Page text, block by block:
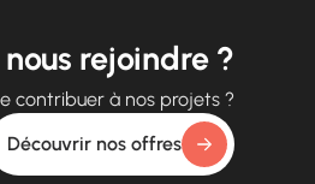
rejoindre ?
contribuer à nos projets ?
Découvrir nos offres